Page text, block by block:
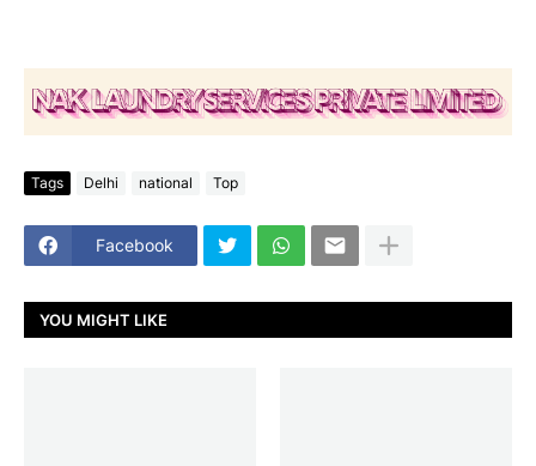
Tags Delhi national Top
Facebook
YOU MIGHT LIKE